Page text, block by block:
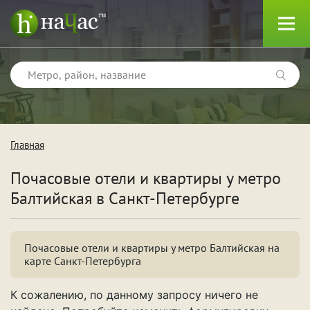
Тип
Квартиры
Главная
Почасовые отели и квартиры у метро
Балтийская в Санкт-Петербурге
Почасовые отели и квартиры у метро Балтийская на
карте Санкт-Петербурга
К сожалению, по данному запросу ничего не